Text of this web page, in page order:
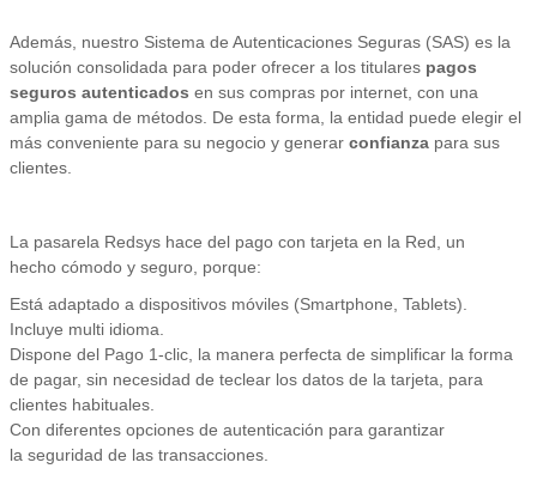
Además, nuestro Sistema de Autenticaciones Seguras (SAS) es la
solución consolidada para poder ofrecer a los titulares pagos
seguros autenticados en sus compras por internet, con una
amplia gama de métodos. De esta forma, la entidad puede elegir el
más conveniente para su negocio y generar confianzapara sus
clientes.
La pasarela Redsys hace del pago con tarjeta en la Red, un
hecho cómodo y seguro, porque:
Está adaptado a dispositivos móviles (Smartphone, Tablets).
Incluye multi idioma.
Dispone del Pago 1-clic, la manera perfecta de simplificar la forma
de pagar, sin necesidad de teclear los datos de la tarjeta, para
clientes habituales.
Con diferentes opciones de autenticación para garantizar
la seguridad de las transacciones.